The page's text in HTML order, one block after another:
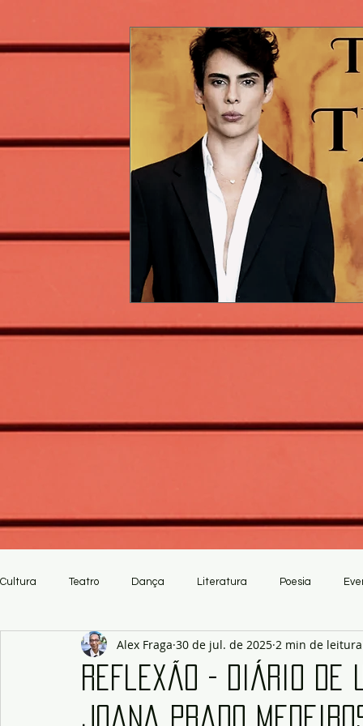
Cultura Teatro Dança Literatura Poesia
Artesanato
Reflexão - Diário de
Joana Prado
Alex Fraga 30 de jul. de 2025 2 min de leitura